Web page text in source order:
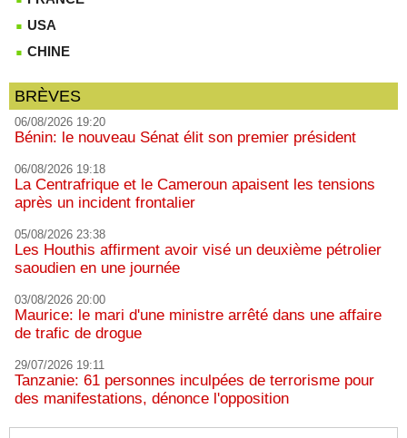
USA
CHINE
BRÈVES
06/08/2026 19:20
Bénin: le nouveau Sénat élit son premier président
06/08/2026 19:18
La Centrafrique et le Cameroun apaisent les tensions
après un incident frontalier
05/08/2026 23:38
Les Houthis affirment avoir visé un deuxième pétrolier
saoudien en une journée
03/08/2026 20:00
Maurice: le mari d'une ministre arrêté dans une affaire
de trafic de drogue
29/07/2026 19:11
Tanzanie: 61 personnes inculpées de terrorisme pour
des manifestations, dénonce l'opposition